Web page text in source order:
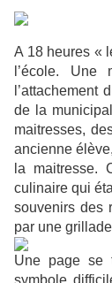
A 18 heures «
l’école. Une
de la
maitresses,
ancienne
la maitresse.
culinaire qui
souvenirs des
par une
Une page se